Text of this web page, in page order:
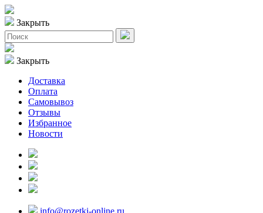
Закрыть
Закрыть
Доставка
Оплата
Самовывоз
Отзывы
Избранное
Новости
info@rozetki-online.ru